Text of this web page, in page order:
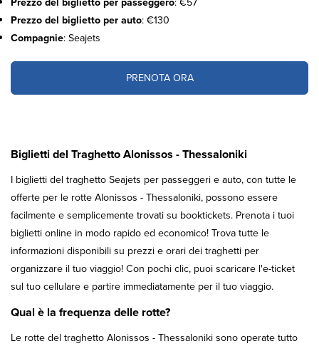
Prezzo del biglietto per auto: €130
Compagnie: Seajets
PRENOTA ORA
Biglietti del Traghetto Alonissos - Thessaloniki
I biglietti del traghetto Seajets per passeggeri e auto, con tutte le
offerte per le rotte Alonissos - Thessaloniki, possono essere
facilmente e semplicemente trovati su booktickets. Prenota i tuoi
biglietti online in modo rapido ed economico! Trova tutte le
informazioni disponibili su prezzi e orari dei traghetti per
organizzare il tuo viaggio! Con pochi clic, puoi scaricare l'e-ticket
sul tuo cellulare e partire immediatamente per il tuo viaggio.
Qual è la frequenza delle rotte?
Le rotte del traghetto Alonissos - Thessaloniki sono operate tutto